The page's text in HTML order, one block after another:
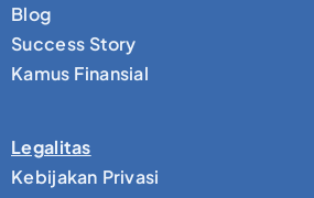
Blog
Success Story
Kamus Finansial
Legalitas
Kebijakan Privasi